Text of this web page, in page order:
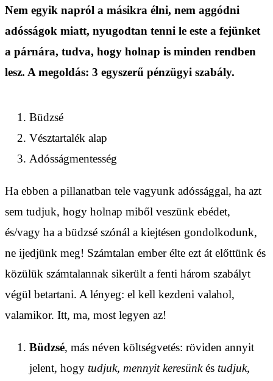
Nem egyik napról a másikra élni, nem aggódni
adósságok miatt, nyugodtan tenni le este a fejünket
a párnára, tudva, hogy holnap is minden rendben
lesz. A megoldás: 3 egyszerű pénzügyi szabály.
Büdzsé
Vésztartalék alap
Adósságmentesség
Ha ebben a pillanatban tele vagyunk adóssággal, ha azt
sem tudjuk, hogy holnap miből veszünk ebédet,
és/vagy ha a büdzsé szónál a kiejtésen gondolkodunk,
ne ijedjünk meg! Számtalan ember élte ezt át előttünk és
közülük számtalannak sikerült a fenti három szabályt
végül betartani. A lényeg: el kell kezdeni valahol,
valamikor. Itt, ma, most legyen az!
Büdzsé, más néven költségvetés: röviden annyit
jelent, hogy tudjuk, mennyit keresünkés tudjuk,